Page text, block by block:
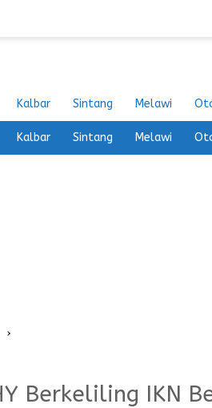
Kalbar Sintang Melawi
Kalbar Sintang Melawi
Berkeliling IKN